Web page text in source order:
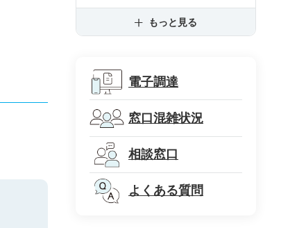
もっと見る
電子調達
窓口混雑状況
相談窓口
よくある質問